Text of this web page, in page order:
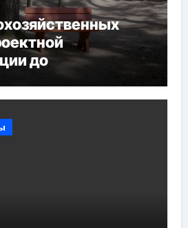
до
и обустройства